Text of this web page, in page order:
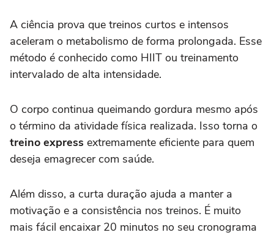
A ciência prova que treinos curtos e intensos
aceleram o metabolismo de forma prolongada. Esse
método é conhecido como HIIT ou treinamento
intervalado de alta intensidade.
O corpo continua queimando gordura mesmo após
o término da atividade física realizada. Isso torna o
treino express extremamente eficiente para quem
deseja emagrecer com saúde.
Além disso, a curta duração ajuda a manter a
motivação e a consistência nos treinos. É muito
mais fácil encaixar 20 minutos no seu cronograma